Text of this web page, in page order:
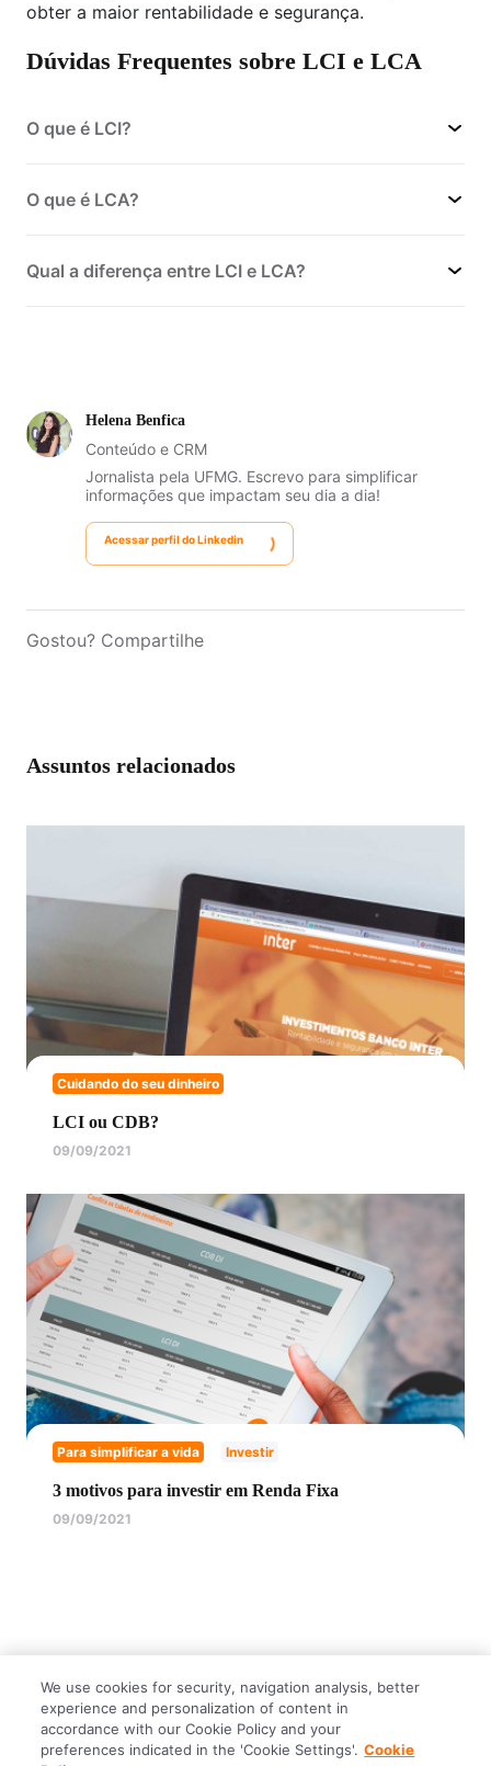
obter a maior rentabilidade e segurança.
Dúvidas Frequentes sobre LCI e LCA
O que é LCI?
principais atrativos das LCIs é a isenção de
Imposto de Renda
O que é LCA?
isenta de Imposto de Renda para pessoas físicas
Qual a diferença entre LCI e LCA?
Helena Benfica
Conteúdo e CRM
Jornalista pela UFMG. Escrevo para simplificar
informações que impactam seu dia a dia!
Acessar perfil do Linkedin
Gostou? Compartilhe
Assuntos relacionados
Cuidando do seu dinheiro
LCI ou CDB?
09/09/2021
Para simplificar a vida Investir
3 motivos para investir em Renda Fixa
09/09/2021
We use cookies for security, navigation analysis, better
experience and personalization of content in
accordance with our Cookie Policy and your
preferences indicated in the 'Cookie Settings'. Cookie